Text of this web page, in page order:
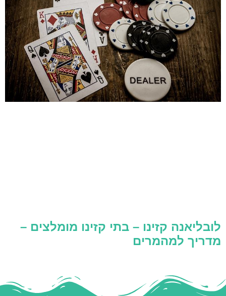
לובליאנה קזינו – בתי קזינו מומלצים –
מדריך למהמרים